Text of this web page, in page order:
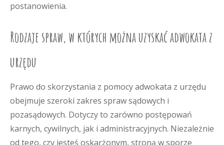
postanowienia.
Rodzaje spraw, w których można uzyskać adwokata z
urzędu
Prawo do skorzystania z pomocy adwokata z urzędu
obejmuje szeroki zakres spraw sądowych i
pozasądowych. Dotyczy to zarówno postępowań
karnych, cywilnych, jak i administracyjnych. Niezależnie
od tego, czy jesteś oskarżonym, stroną w sporze